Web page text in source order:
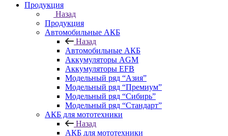
Продукция
Назад
Продукция
Автомобильные АКБ
Назад
Автомобильные АКБ
Аккумуляторы AGM
Аккумуляторы EFB
Модельный ряд “Азия”
Модельный ряд “Премиум”
Модельный ряд “Сибирь”
Модельный ряд “Стандарт”
АКБ для мототехники
Назад
АКБ для мототехники